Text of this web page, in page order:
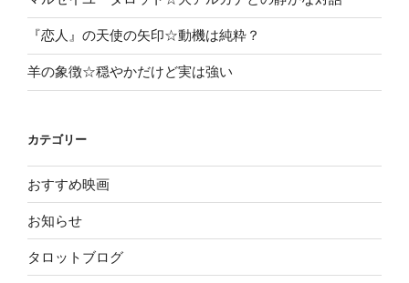
『恋人』の天使の矢印☆動機は純粋？
羊の象徴☆穏やかだけど実は強い
カテゴリー
おすすめ映画
お知らせ
タロットブログ